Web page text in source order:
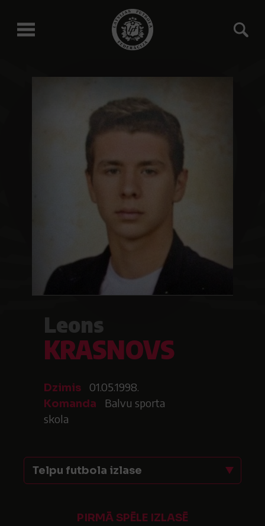
Leons
KRASNOVS
Dzimis 01.05.1998.
Komanda
Balvu sporta
skola
Telpu futbola izlase
PIRMĀ SPĒLE IZLASĒ